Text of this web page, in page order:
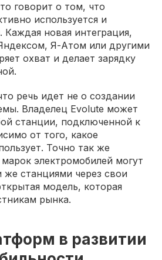
говорит о том, что
используется и
Каждая новая интеграция,
Я-Атом или другими
охват и делает зарядку
речь идет не о создании
Владелец Evolute может
станции, подключенной к
от того, какое
Точно так же
электромобилей могут
же станциями через свои
модель, которая
рынка.
в развитии